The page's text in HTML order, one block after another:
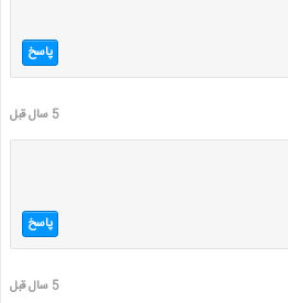
پاسخ
5 سال قبل
پاسخ
5 سال قبل